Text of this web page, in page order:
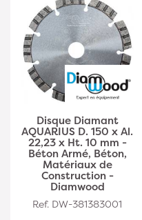
Disque Diamant
AQUARIUS D. 150 x Al.
22,23 x Ht. 10 mm -
Béton Armé, Béton,
Matériaux de
Construction -
Diamwood
Ref. DW-381383001